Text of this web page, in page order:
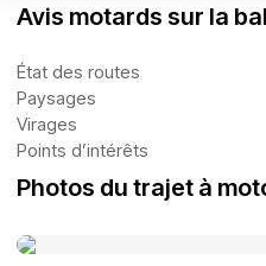
Avis motards sur la
État des routes
Paysages
Virages
Points d’intérêts
Photos du trajet à